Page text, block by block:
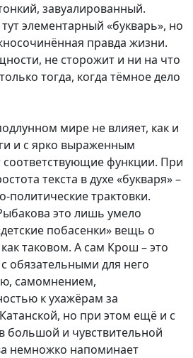
завуалированный.
элементарный «букварь», но
правда жизни.
не сторожит и ни на что
тогда, когда тёмное дело
мире не влияет, как и
и с ярко выраженным
соответствующие функции. При
текста в духе «букваря» –
политические трактовки.
это лишь умело
побасенки» вещь о
таковом. А сам Крош – это
обязательными для него
самомнением,
к ухажёрам за
но при этом ещё и с
большой и чувствительной
немножко напоминает